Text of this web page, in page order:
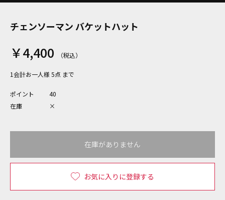
チェンソーマン バケットハット
￥4,400
1会計お一人様 5点 まで
ポイント
40
在庫
×
お気に入りに登録する
在庫がありません